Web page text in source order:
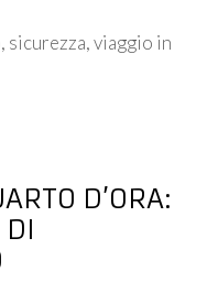
, sicurezza,viaggio in
D’ORA:
DI